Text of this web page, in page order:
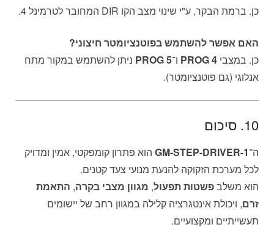
כן. ברמת הבקר, ע"י שינוי מצב הקו DIR המחובר לטרמינל 4.
האם אפשר להשתמש בפוטנציומטר חיצוני?
כן. במצבי PROG 4 ו־PROG 5 ניתן להשתמש במקור מתח
אנלוגי (גם פוטנציומטר).
10. סיכום
ה־GM-STEP-DRIVER-1 הוא פתרון קומפקטי, אמין ומדויק
לכל מערכת הזקוקה להנעת מנועי צעד קטנים.
הוא משלבפשטות תפעול, מגוון מצבי בקרה, התאמת
זרם, ויכולת אינטגרציה קלילה במגוון רחב של יישומים
תעשייתיים ומקצועיים.